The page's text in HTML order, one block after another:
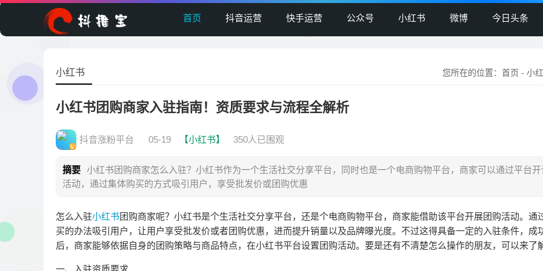
首页 抖音运营 快手运营 公众号 小红书 微博 今日头条
您所在的位置： 首页 - 小
小红书
小红书团购商家入驻指南！资质要求与流程全解析
抖音涨粉平台 05-19 【小红书】 350人已围观
摘要 小红书团购商家怎么入驻？小红书作为一个生活社交分享平台，同时也是一个电商购物平台，商家可以通过平台
活动，通过集体购买的方式吸引用户，享受批发价或团购优惠
怎么入驻小红书团购商家呢？小红书是个生活社交分享平台，还是个电商购物平台，商家能借助该平台开展团购活动。通
买的办法吸引用户，让用户享受批发价或者团购优惠，进而提升销量以及品牌曝光度。不过这得具备一定的入驻条件，成
后，商家能够依据自身的团购策略与商品特点，在小红书平台设置团购活动。要是还有不清楚怎么操作的朋友，可以来了
一、入驻资质要求